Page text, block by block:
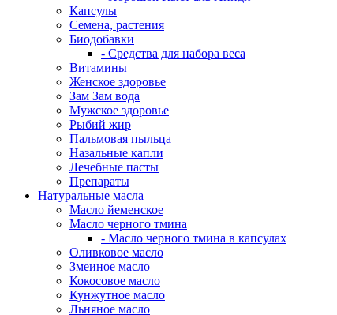
Капсулы
Семена, растения
Биодобавки
- Средства для набора веса
Витамины
Женское здоровье
Зам Зам вода
Мужское здоровье
Рыбий жир
Пальмовая пыльца
Назальные капли
Лечебные пасты
Препараты
Натуральные масла
Масло йеменское
Масло черного тмина
- Масло черного тмина в капсулах
Оливковое масло
Змеиное масло
Кокосовое масло
Кунжутное масло
Льняное масло